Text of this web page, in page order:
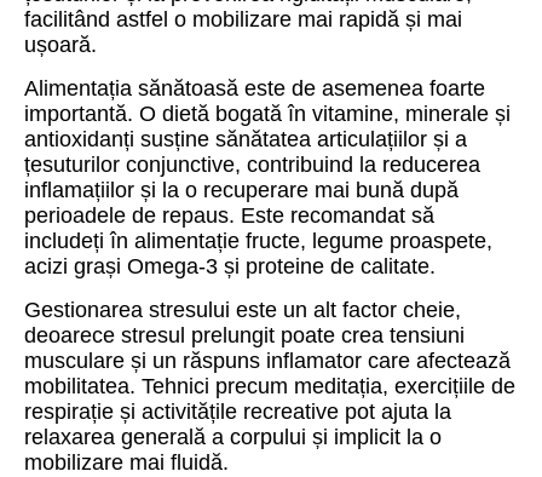
facilitând astfel o mobilizare mai rapidă și mai
ușoară.
Alimentația sănătoasă este de asemenea foarte
importantă. O dietă bogată în vitamine, minerale și
antioxidanți susține sănătatea articulațiilor și a
țesuturilor conjunctive, contribuind la reducerea
inflamațiilor și la o recuperare mai bună după
perioadele de repaus. Este recomandat să
includeți în alimentație fructe, legume proaspete,
acizi grași Omega-3 și proteine de calitate.
Gestionarea stresului este un alt factor cheie,
deoarece stresul prelungit poate crea tensiuni
musculare și un răspuns inflamator care afectează
mobilitatea. Tehnici precum meditația, exercițiile de
respirație și activitățile recreative pot ajuta la
relaxarea generală a corpului și implicit la o
mobilizare mai fluidă.